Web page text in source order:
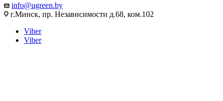
info@ugreen.by
г.Минск, пр. Независимости д.68, ком.102
Viber
Viber